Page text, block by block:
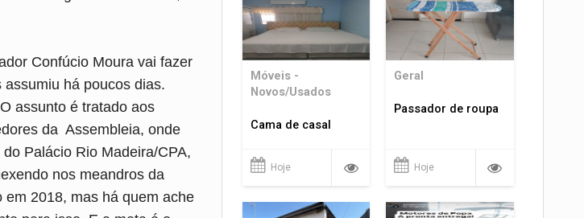
Confúcio Moura vai fazer
há poucos dias.
assunto é tratado aos
da Assembleia, onde
Palácio Rio Madeira/CPA,
nos meandros da
2018, mas há quem ache
Móveis -
Novos/Usados
Cama de casal
Hoje
Geral
Passador de roupa
Hoje